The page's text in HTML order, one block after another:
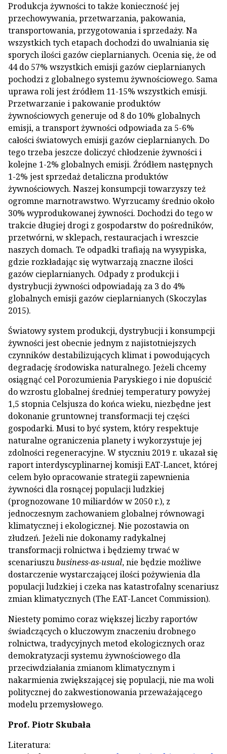
Produkcja żywności to także konieczność jej
przechowywania, przetwarzania, pakowania,
transportowania, przygotowania i sprzedaży. Na
wszystkich tych etapach dochodzi do uwalniania się
sporych ilości gazów cieplarnianych. Ocenia się, że od
44 do 57% wszystkich emisji gazów cieplarnianych
pochodzi z globalnego systemu żywnościowego. Sama
uprawa roli jest źródłem 11-15% wszystkich emisji.
Przetwarzanie i pakowanie produktów
żywnościowych generuje od 8 do 10% globalnych
emisji, a transport żywności odpowiada za 5-6%
całości światowych emisji gazów cieplarnianych. Do
tego trzeba jeszcze doliczyć chłodzenie żywności i
kolejne 1-2% globalnych emisji. Źródłem następnych
1-2% jest sprzedaż detaliczna produktów
żywnościowych. Naszej konsumpcji towarzyszy też
ogromne marnotrawstwo. Wyrzucamy średnio około
30% wyprodukowanej żywności. Dochodzi do tego w
trakcie długiej drogi z gospodarstw do pośredników,
przetwórni, w sklepach, restauracjach i wreszcie
naszych domach. Te odpadki trafiają na wysypiska,
gdzie rozkładając się wytwarzają znaczne ilości
gazów cieplarnianych. Odpady z produkcji i
dystrybucji żywności odpowiadają za 3 do 4%
globalnych emisji gazów cieplarnianych (Skoczylas
2015).
Światowy system produkcji, dystrybucji i konsumpcji
żywności jest obecnie jednym z najistotniejszych
czynników destabilizujących klimat i powodujących
degradację środowiska naturalnego. Jeżeli chcemy
osiągnąć cel Porozumienia Paryskiego i nie dopuścić
do wzrostu globalnej średniej temperatury powyżej
1,5 stopnia Celsjusza do końca wieku, niezbędne jest
dokonanie gruntownej transformacji tej części
gospodarki. Musi to być system, który respektuje
naturalne ograniczenia planety i wykorzystuje jej
zdolności regeneracyjne. W styczniu 2019 r. ukazał się
raport interdyscyplinarnej komisji EAT-Lancet, której
celem było opracowanie strategii zapewnienia
żywności dla rosnącej populacji ludzkiej
(prognozowane 10 miliardów w 2050 r.), z
jednoczesnym zachowaniem globalnej równowagi
klimatycznej i ekologicznej. Nie pozostawia on
złudzeń. Jeżeli nie dokonamy radykalnej
transformacji rolnictwa i będziemy trwać w
scenariuszubusiness-as-usual, nie będzie możliwe
dostarczenie wystarczającej ilości pożywienia dla
populacji ludzkiej i czeka nas katastrofalny scenariusz
zmian klimatycznych (The EAT-Lancet Commission).
Niestety pomimo coraz większej liczby raportów
świadczących o kluczowym znaczeniu drobnego
rolnictwa, tradycyjnych metod ekologicznych oraz
demokratyzacji systemu żywnościowego dla
przeciwdziałania zmianom klimatycznym i
nakarmienia zwiększającej się populacji, nie ma woli
politycznej do zakwestionowania przeważającego
modelu przemysłowego.
Prof. Piotr Skubała
Literatura: